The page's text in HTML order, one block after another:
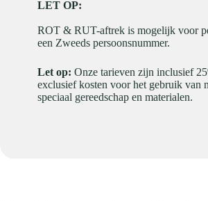
LET OP:
ROT & RUT-aftrek is mogelijk voor
een Zweeds persoonsnummer.
Let op: Onze tarieven zijn inclusief
exclusief kosten voor het gebruik van
speciaal gereedschap en materialen.